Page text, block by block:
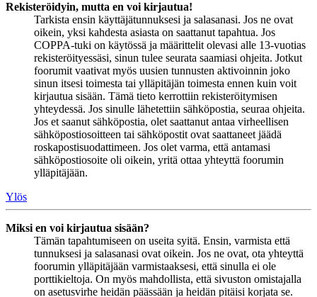
Rekisteröidyin, mutta en voi kirjautua!
Tarkista ensin käyttäjätunnuksesi ja salasanasi. Jos ne ovat
oikein, yksi kahdesta asiasta on saattanut tapahtua. Jos
COPPA-tuki on käytössä ja määrittelit olevasi alle 13-vuotias
rekisteröityessäsi, sinun tulee seurata saamiasi ohjeita. Jotkut
foorumit vaativat myös uusien tunnusten aktivoinnin joko
sinun itsesi toimesta tai ylläpitäjän toimesta ennen kuin voit
kirjautua sisään. Tämä tieto kerrottiin rekisteröitymisen
yhteydessä. Jos sinulle lähetettiin sähköpostia, seuraa ohjeita.
Jos et saanut sähköpostia, olet saattanut antaa virheellisen
sähköpostiosoitteen tai sähköpostit ovat saattaneet jäädä
roskapostisuodattimeen. Jos olet varma, että antamasi
sähköpostiosoite oli oikein, yritä ottaa yhteyttä foorumin
ylläpitäjään.
Ylös
Miksi en voi kirjautua sisään?
Tämän tapahtumiseen on useita syitä. Ensin, varmista että
tunnuksesi ja salasanasi ovat oikein. Jos ne ovat, ota yhteyttä
foorumin ylläpitäjään varmistaaksesi, että sinulla ei ole
porttikieltoja. On myös mahdollista, että sivuston omistajalla
on asetusvirhe heidän päässään ja heidän pitäisi korjata se.